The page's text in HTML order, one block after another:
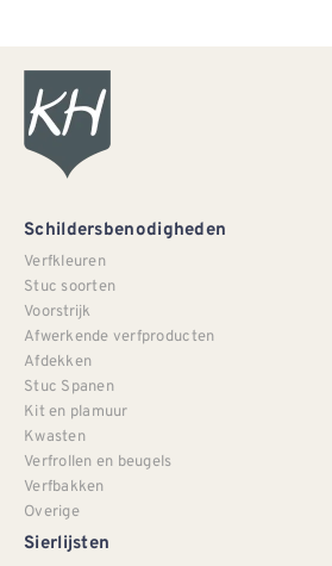
Schildersbenodigheden
Verfkleuren
Stuc soorten
Voorstrijk
Afwerkende verfproducten
Afdekken
Stuc Spanen
Kit en plamuur
Kwasten
Verfrollen en beugels
Verfbakken
Overige
Sierlijsten